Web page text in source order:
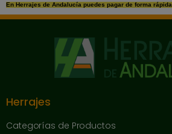
En Herrajes de Andalucía puedes pagar de forma
Herrajes
Categorías de Productos